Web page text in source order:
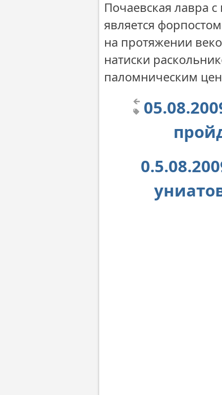
Почаевская лавра
является
на протяжении
натиски
паломническим